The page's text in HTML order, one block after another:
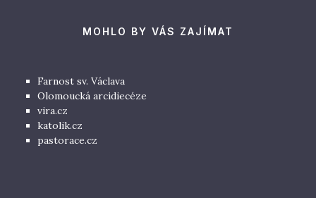
MOHLO BY VÁS ZAJÍMAT
Farnost sv. Václava
Olomoucká arcidiecéze
vira.cz
katolik.cz
pastorace.cz